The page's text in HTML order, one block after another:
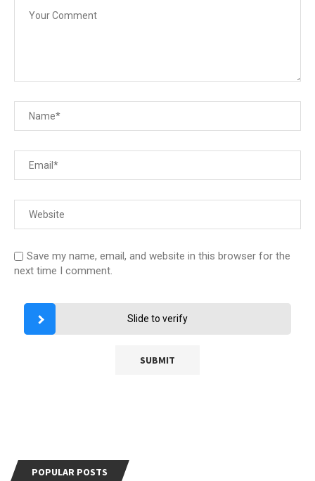
Save my name, email, and website in this browser for the
next time I comment.
Slide to verify
POPULAR POSTS